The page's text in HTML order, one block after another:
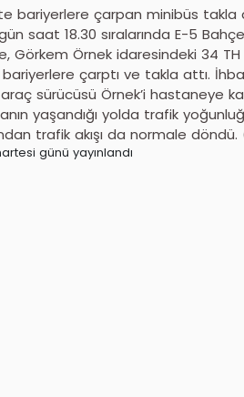
bariyerlere çarpan minibüs
saat 18.30 sıralarında E-5
Görkem Örnek idaresindeki 34
çarptı ve takla attı.
sürücüsü Örnek’i hastaneye
yaşandığı yolda trafik
trafik akışı da normale
günü yayınlandı